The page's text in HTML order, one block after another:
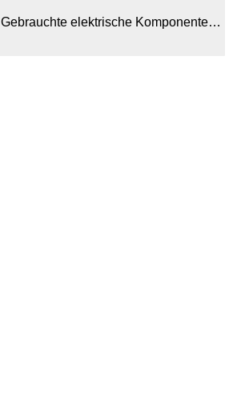
Gebrauchte elektrische Komponenten